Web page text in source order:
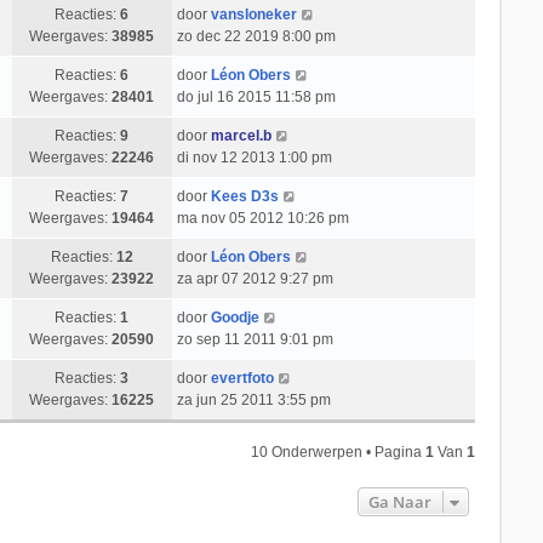
Reacties:6
Weergaves:38985
door vansloneker
zo dec 22 2019 8:00 pm
Reacties:6
Weergaves:28401
door Léon Obers
do jul 16 2015 11:58 pm
Reacties:9
Weergaves:22246
door marcel.b
di nov 12 2013 1:00 pm
Reacties:7
Weergaves:19464
door Kees D3s
ma nov 05 2012 10:26 pm
Reacties: 12
Weergaves:23922
door Léon Obers
za apr 07 2012 9:27 pm
Reacties:1
Weergaves:20590
door Goodje
zo sep 11 2011 9:01 pm
Reacties:3
Weergaves:16225
door evertfoto
za jun 25 2011 3:55 pm
10 Onderwerpen • Pagina1 Van1
Ga Naar